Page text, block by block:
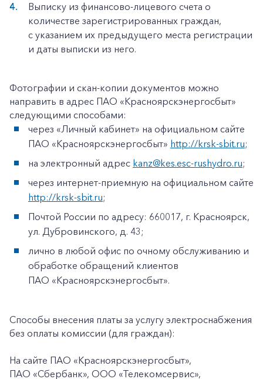
Выписку из финансово-лицевого счета о
количестве зарегистрированных граждан,
с указанием их предыдущего места регистрации
и даты выписки из него.
Фотографии и скан-копии документов можно
направить в адрес ПАО «Красноярскэнергосбыт»
следующими способами:
через «Личный кабинет» на официальном сайте
ПАО «Красноярскэнергосбыт» http://krsk-sbit.ru;
на электронный адрес kanz@kes.esc-rushydro.ru;
через интернет-приемную на официальном сайте
http://krsk-sbit.ru;
Почтой России по адресу: 660017, г. Красноярск,
ул. Дубровинского, д. 43;
лично в любой офис по очному обслуживанию и
обработке обращений клиентов
ПАО «Красноярскэнергосбыт».
Способы внесения платы за услугу электроснабжения
без оплаты комиссии (для граждан):
На сайте ПАО «Красноярскэнергосбыт»,
ПАО «Сбербанк», ООО «Телекомсервис»,